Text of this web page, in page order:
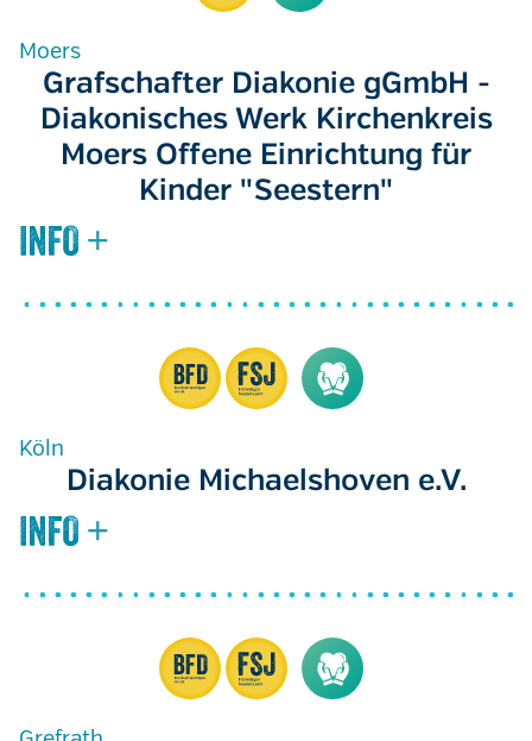
Moers
Grafschafter Diakonie gGmbH -
Diakonisches Werk Kirchenkreis
Moers Offene Einrichtung für
Kinder "Seestern"
Köln
Diakonie Michaelshoven e.V.